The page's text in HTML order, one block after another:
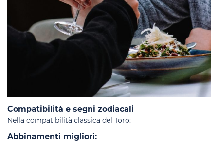
Compatibilità e segni zodiacali
Nella compatibilità classica del Toro:
Abbinamenti migliori: